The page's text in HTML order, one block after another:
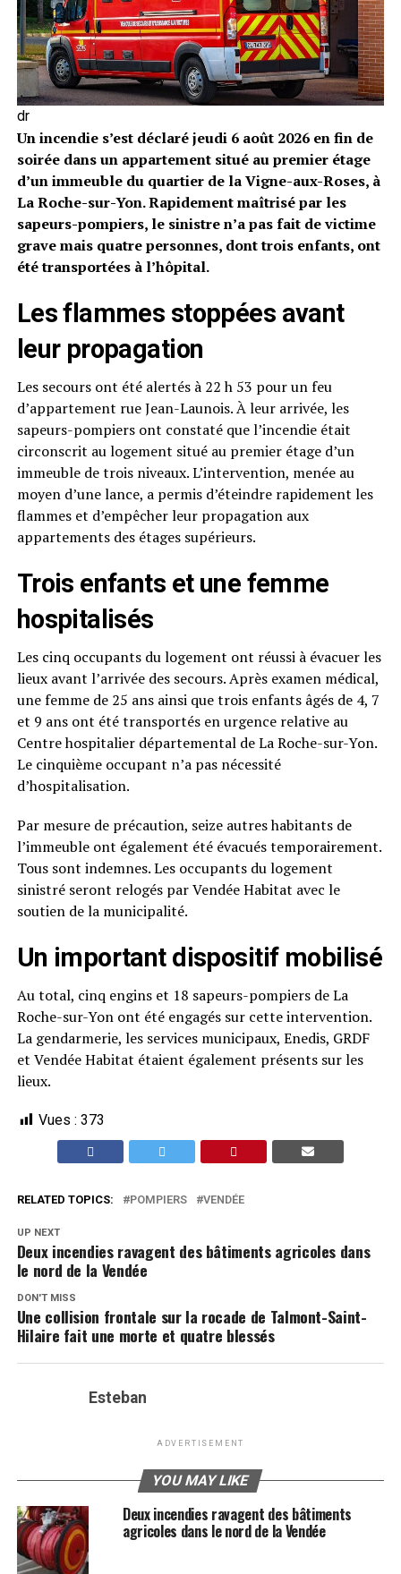
dr
Un incendie s’est déclaré jeudi 6 août 2026 en fin de
soirée dans un appartement situé au premier étage
d’un immeuble du quartier de la Vigne-aux-Roses, à
La Roche-sur-Yon. Rapidement maîtrisé par les
sapeurs-pompiers, le sinistre n’a pas fait de victime
grave mais quatre personnes, dont trois enfants, ont
été transportées à l’hôpital.
Les flammes stoppées avant
leur propagation
Les secours ont été alertés à 22 h 53 pour un feu
d’appartement rue Jean-Launois. À leur arrivée, les
sapeurs-pompiers ont constaté que l’incendie était
circonscrit au logement situé au premier étage d’un
immeuble de trois niveaux. L’intervention, menée au
moyen d’une lance, a permis d’éteindre rapidement les
flammes et d’empêcher leur propagation aux
appartements des étages supérieurs.
Trois enfants et une femme
hospitalisés
Les cinq occupants du logement ont réussi à évacuer les
lieux avant l’arrivée des secours. Après examen médical,
une femme de 25 ans ainsi que trois enfants âgés de 4, 7
et 9 ans ont été transportés en urgence relative au
Centre hospitalier départemental de La Roche-sur-Yon.
Le cinquième occupant n’a pas nécessité
d’hospitalisation.
Par mesure de précaution, seize autres habitants de
l’immeuble ont également été évacués temporairement.
Tous sont indemnes. Les occupants du logement
sinistré seront relogés par Vendée Habitat avec le
soutien de la municipalité.
Un important dispositif mobilisé
Au total, cinq engins et 18 sapeurs-pompiers de La
Roche-sur-Yon ont été engagés sur cette intervention.
La gendarmerie, les services municipaux, Enedis, GRDF
et Vendée Habitat étaient également présents sur les
lieux.
Vues : 373
RELATED TOPICS: POMPIERS VENDÉE
UP NEXT
Deux incendies ravagent des bâtiments agricoles dans
le nord de la Vendée
DON'T MISS
Une collision frontale sur la rocade de Talmont-Saint-
Hilaire fait une morte et quatre blessés
Esteban
ADVERTISEMENT
YOU MAY LIKE
Deux incendies ravagent des bâtiments
agricoles dans le nord de la Vendée